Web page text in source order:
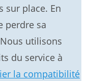
sur place. En
perdre sa
utilisons
du service à
la compatibilité